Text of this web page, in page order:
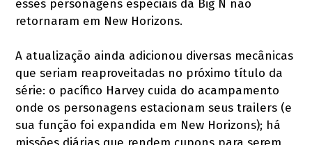
esses personagens especiais da Big N não
retornaram em New Horizons.
A atualização ainda adicionou diversas mecânicas
que seriam reaproveitadas no próximo título da
série: o pacífico Harvey cuida do acampamento
onde os personagens estacionam seus trailers (e
sua função foi expandida em New Horizons); há